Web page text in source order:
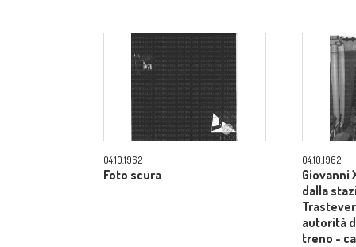
04.10.1962
Foto scura
04.10.1962
Giovanni
dalla
autorità
treno -